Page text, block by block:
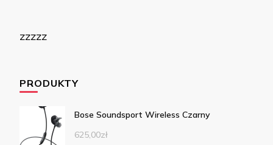
zzzzz
PRODUKTY
Bose Soundsport Wireless Czarny
625,00zł